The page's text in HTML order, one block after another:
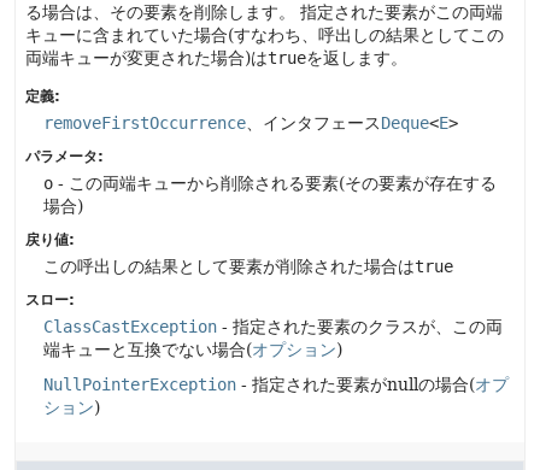
る場合は、その要素を削除します。
指定された要素がこの両端
キューに含まれていた場合(すなわち、呼出しの結果としてこの
両端キューが変更された場合)はtrueを返します。
定義:
removeFirstOccurrence 、インタフェースDeque<E>
パラメータ:
o - この両端キューから削除される要素(その要素が存在する
場合)
戻り値:
この呼出しの結果として要素が削除された場合はtrue
スロー:
ClassCastException - 指定された要素のクラスが、この両
端キューと互換でない場合(オプション)
NullPointerException - 指定された要素がnullの場合(オプ
ション)